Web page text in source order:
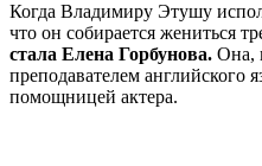
Когда Владимиру Этушу
что он собирается жениться
стала Елена Горбунова. Она,
преподавателем английского
помощницей актера.